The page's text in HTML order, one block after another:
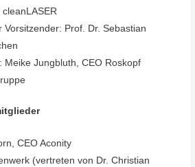
Vorsitzender: Prof. Dr. Sebastian
Meike Jungbluth, CEO Roskopf
CEO Aconity
(vertreten von Dr. Christian